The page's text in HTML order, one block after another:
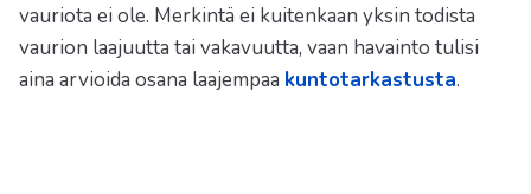
vauriota ei ole. Merkintä ei kuitenkaan yksin todista
vaurion laajuutta tai vakavuutta, vaan havainto tulisi
aina arvioida osana laajempaa kuntotarkastusta.